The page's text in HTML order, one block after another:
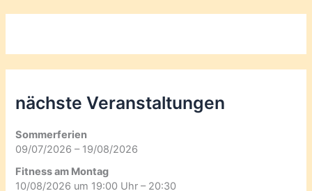
nächste Veranstaltungen
Sommerferien
09/07/2026 – 19/08/2026
Fitness am Montag
10/08/2026 um 19:00 Uhr – 20:30